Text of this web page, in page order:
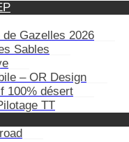
de Gazelles 2026
Sables
– OR Design
100% désert
TT